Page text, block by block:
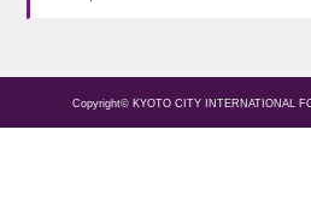
Copyright© KYOTO CITY INTERNATIONAL